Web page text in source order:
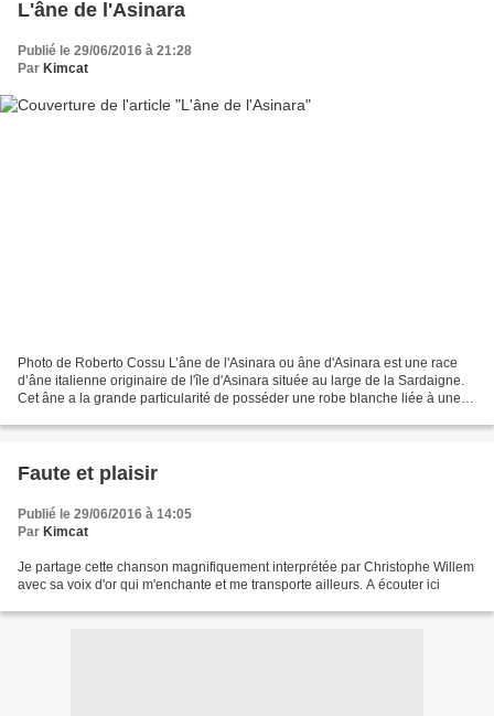
L'âne de l'Asinara
Publié le 29/06/2016 à 21:28
Par Kimcat
Photo de Roberto Cossu L’âne de l'Asinara ou âne d'Asinara est une race
d’âne italienne originaire de l'île d'Asinara située au large de la Sardaigne.
Cet âne a la grande particularité de posséder une robe blanche liée à une
Faute et plaisir
Publié le 29/06/2016 à 14:05
Par Kimcat
Je partage cette chanson magnifiquement interprétée par Christophe Willem
avec sa voix d'or qui m'enchante et me transporte ailleurs. A écouter ici